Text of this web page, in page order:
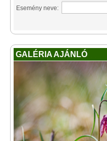
Esemény neve:
GALÉRIA AJÁNLÓ